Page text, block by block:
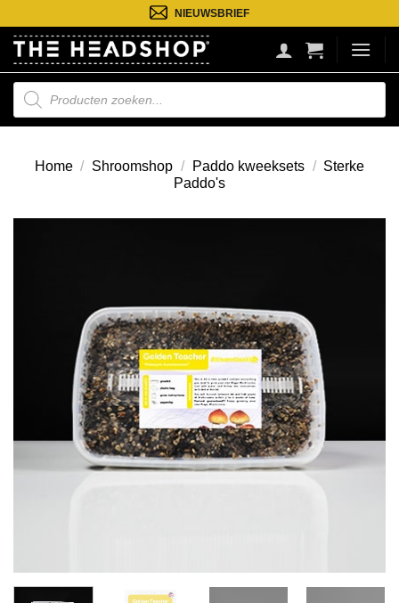
naar
inhoud
NIEUWSBRIEF
Producten
zoeken
Home / Shroomshop / Paddo kweeksets / Sterke
Paddo's